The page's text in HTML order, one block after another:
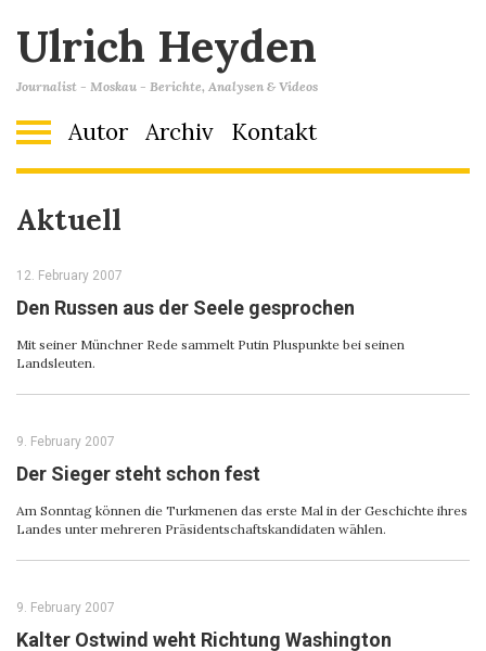
Ulrich Heyden
Journalist - Moskau - Berichte, Analysen & Videos
Autor Archiv Kontakt
Aktuell
12. February 2007
Den Russen aus der Seele gesprochen
Mit seiner Münchner Rede sammelt Putin Pluspunkte bei seinen
Landsleuten.
9. February 2007
Der Sieger steht schon fest
Am Sonntag können die Turkmenen das erste Mal in der Geschichte ihres
Landes unter mehreren Präsidentschaftskandidaten wählen.
9. February 2007
Kalter Ostwind weht Richtung Washington